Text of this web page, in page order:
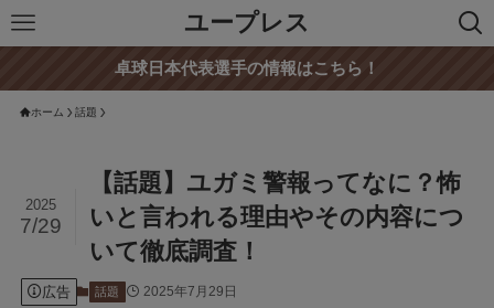
ユープレス
卓球日本代表選手の情報はこちら！
ホーム 話題
【話題】ユガミ警報ってなに？怖
いと言われる理由やその内容につ
いて徹底調査！
2025
7/29
広告 話題 2025年7月29日